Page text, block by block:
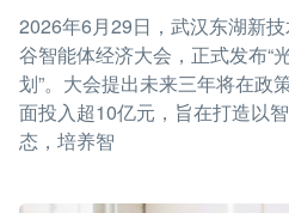
2026年6月29日，武汉东湖新
谷智能体经济大会，正式发布“
划”。大会提出未来三年将在政
面投入超10亿元，旨在打造以
态，培养智